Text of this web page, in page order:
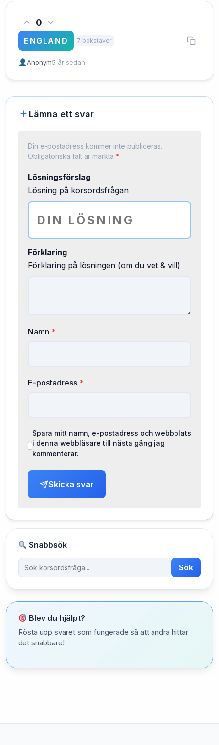
0
ENGLAND 7 bokstäver
Anonym5 år sedan
Lämna ett svar
Din e-postadress kommer inte publiceras.
Obligatoriska fält är märkta *
Lösningsförslag
Lösning på korsordsfrågan
Förklaring
Förklaring på lösningen (om du vet & vill)
Namn *
E-postadress *
Spara mitt namn, e-postadress och webbplats
i denna webbläsare till nästa gång jag
kommenterar.
Skicka svar
Snabbsök
Sök
Blev du hjälpt?
Rösta upp svaret som fungerade så att andra hittar
det snabbare!